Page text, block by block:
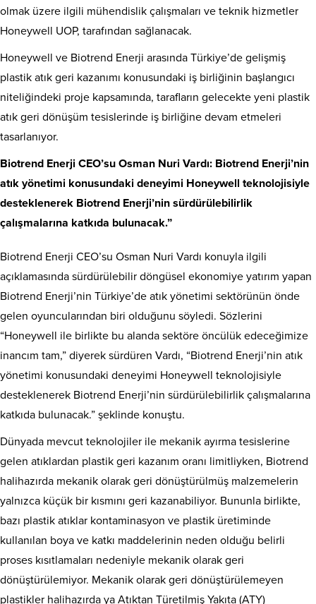
olmak üzere ilgili mühendislik çalışmaları ve teknik hizmetler
Honeywell UOP, tarafından sağlanacak.
Honeywell ve Biotrend Enerji arasında Türkiye’de gelişmiş
plastik atık geri kazanımı konusundaki iş birliğinin başlangıcı
niteliğindeki proje kapsamında, tarafların gelecekte yeni plastik
atık geri dönüşüm tesislerinde iş birliğine devam etmeleri
tasarlanıyor.
Biotrend Enerji CEO’su Osman Nuri Vardı: Biotrend Enerji’nin
atık yönetimi konusundaki deneyimi Honeywell teknolojisiyle
desteklenerek Biotrend Enerji’nin sürdürülebilirlik
çalışmalarına katkıda bulunacak.”
Biotrend Enerji CEO’su Osman Nuri Vardı konuyla ilgili
açıklamasında sürdürülebilir döngüsel ekonomiye yatırım yapan
Biotrend Enerji’nin Türkiye’de atık yönetimi sektörünün önde
gelen oyuncularından biri olduğunu söyledi. Sözlerini
“Honeywell ile birlikte bu alanda sektöre öncülük edeceğimize
inancım tam,” diyerek sürdüren Vardı, “Biotrend Enerji’nin atık
yönetimi konusundaki deneyimi Honeywell teknolojisiyle
desteklenerek Biotrend Enerji’nin sürdürülebilirlik çalışmalarına
katkıda bulunacak.” şeklinde konuştu.
Dünyada mevcut teknolojiler ile mekanik ayırma tesislerine
gelen atıklardan plastik geri kazanım oranı limitliyken, Biotrend
halihazırda mekanik olarak geri dönüştürülmüş malzemelerin
yalnızca küçük bir kısmını geri kazanabiliyor. Bununla birlikte,
bazı plastik atıklar kontaminasyon ve plastik üretiminde
kullanılan boya ve katkı maddelerinin neden olduğu belirli
proses kısıtlamaları nedeniyle mekanik olarak geri
dönüştürülemiyor. Mekanik olarak geri dönüştürülemeyen
plastikler halihazırda ya Atıktan Türetilmiş Yakıta (ATY)